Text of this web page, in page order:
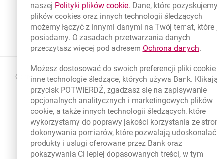
Ochrona danychotwiera się w nowej karcie
Ustawieniacookies Zastrzeżenia prawne otwiera
Mapa stronyotwiera się w nowej karcie
BIC (Swift): BIGBPLPWXXX
Copyright
© Bank Millennium SA
Goodieotwiera się w nowej karcie
Twitterotwiera się w nowej karcie
YouTubeotwiera się w nowej karcie
LinkedInotwiera się w nowej
naszej Polityki plików cookielink otwiera się w nowym
. Dane, które
plików cookiesoraz innych technologii śledzących
możemy łączyć z innymi danymi na Twój temat, które
posiadamy. O zasadach przetwarzania danych
przeczytasz więcej pod adresem Ochrona danychlink
.
Możesz dostosować do swoich preferencji pliki cookie
inne technologie śledzące, których używa Bank.
przycisk POTWIERDŹ, zgadzasz się na zapisywanie
opcjonalnych analitycznych i marketingowych plików
cookie, a także innych technologii śledzących, które
wykorzystamy do poprawy jakości korzystania ze
dokonywania pomiarów, które pozwalają udoskonalać
produkty i usługi oferowane przez Bank oraz
pokazywania Ci lepiej dopasowanych treści, w tym